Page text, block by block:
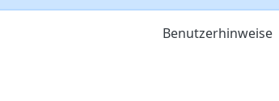
Benutzerhinweise